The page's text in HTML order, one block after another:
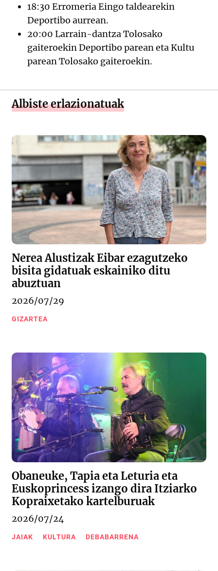
18:30 Erromeria Eingo taldearekin
Deportibo aurrean.
20:00 Larrain-dantza Tolosako
gaiteroekin Deportibo parean eta Kultu
parean Tolosako gaiteroekin.
Albiste erlazionatuak
Nerea Alustizak Eibar ezagutzeko
bisita gidatuak eskainiko ditu
abuztuan
2026/07/29
GIZARTEA
Obaneuke, Tapia eta Leturia eta
Euskoprincess izango dira Itziarko
Kopraixetako kartelburuak
2026/07/24
JAIAK KULTURA DEBABARRENA